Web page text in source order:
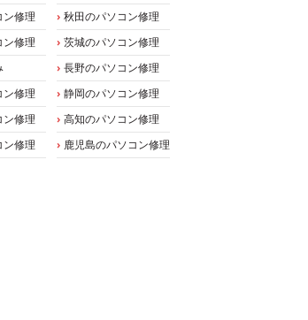
ン修理
秋田のパソコン修理
ン修理
茨城のパソコン修理
長野のパソコン修理
ン修理
静岡のパソコン修理
ン修理
高知のパソコン修理
ン修理
鹿児島のパソコン修理